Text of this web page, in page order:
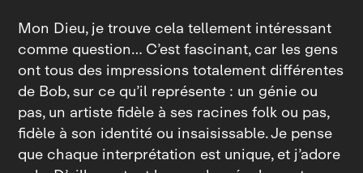
Mon Dieu, je trouve cela tellement intéressant
comme question… C’est fascinant, car les gens
ont tous des impressions totalement différentes
de Bob, sur ce qu’il représente : un génie ou
pas, un artiste fidèle à ses racines folk ou pas,
fidèle à son identité ou insaisissable. Je pense
que chaque interprétation est unique, et j’adore